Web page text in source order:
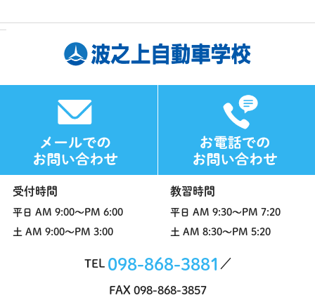
受付時間
平日 AM 9:00～PM 6:00
土 AM 9:00～PM 3:00
教習時間
平日 AM 9:30～PM 7:20
土 AM 8:30～PM 5:20
TEL 098-868-3881
FAX 098-868-3857